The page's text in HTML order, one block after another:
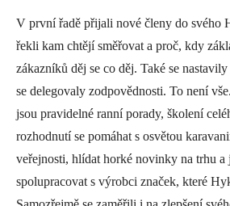
V první řadě přijali nové členy do svého
řekli kam chtějí směřovat a proč, kdy
zákazníků děj se co děj. Také se
se delegovaly zodpovědnosti. To není
jsou pravidelné ranní porady, školení
rozhodnutí se pomáhat s osvětou
veřejnosti, hlídat horké novinky na trhu a
spolupracovat s výrobci značek, které